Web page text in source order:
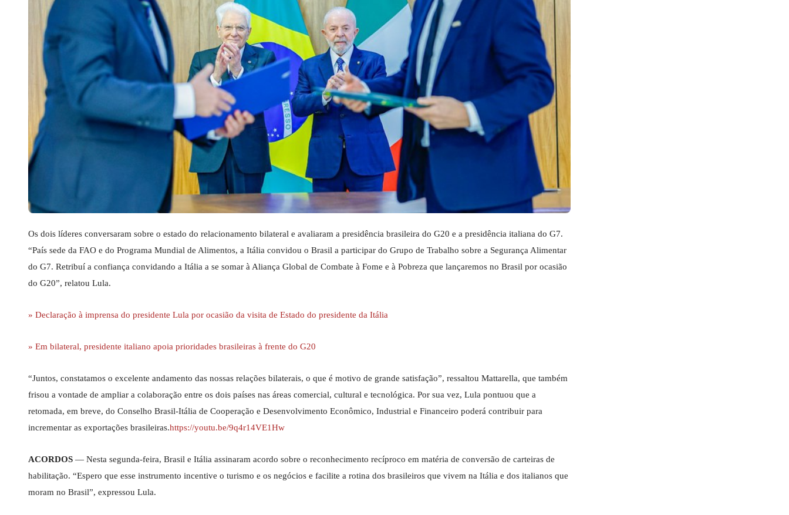
Os dois líderes conversaram sobre o estado do relacionamento bilateral e avaliaram a presidência brasileira do G20 e a presidência italiana do G7.
“País sede da FAO e do Programa Mundial de Alimentos, a Itália convidou o Brasil a participar do Grupo de Trabalho sobre a Segurança Alimentar
do G7. Retribuí a confiança convidando a Itália a se somar à Aliança Global de Combate à Fome e à Pobreza que lançaremos no Brasil por ocasião
do G20”, relatou Lula.
» Declaração à imprensa do presidente Lula por ocasião da visita de Estado do presidente da Itália
» Em bilateral, presidente italiano apoia prioridades brasileiras à frente do G20
“Juntos, constatamos o excelente andamento das nossas relações bilaterais, o que é motivo de grande satisfação”, ressaltou Mattarella, que também
frisou a vontade de ampliar a colaboração entre os dois países nas áreas comercial, cultural e tecnológica. Por sua vez, Lula pontuou que a
retomada, em breve, do Conselho Brasil-Itália de Cooperação e Desenvolvimento Econômico, Industrial e Financeiro poderá contribuir para
incrementar as exportações brasileiras.https://youtu.be/9q4r14VE1Hw
ACORDOS — Nesta segunda-feira, Brasil e Itália assinaram acordo sobre o reconhecimento recíproco em matéria de conversão de carteiras de
habilitação. “Espero que esse instrumento incentive o turismo e os negócios e facilite a rotina dos brasileiros que vivem na Itália e dos italianos que
moram no Brasil”, expressou Lula.